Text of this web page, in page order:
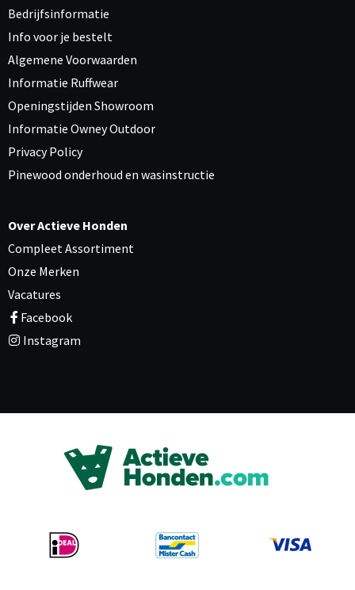
Bedrijfsinformatie
Info voor je bestelt
Algemene Voorwaarden
Informatie Ruffwear
Openingstijden Showroom
Informatie Owney Outdoor
Privacy Policy
Pinewood onderhoud en wasinstructie
Over Actieve Honden
Compleet Assortiment
Onze Merken
Vacatures
Facebook
Instagram